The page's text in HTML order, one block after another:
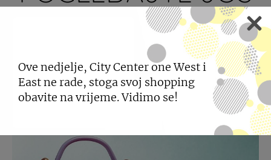
NOVOSTI
Ove nedjelje, City Center one West i
East ne rade, stoga svoj shopping
obavite na vrijeme. Vidimo se!